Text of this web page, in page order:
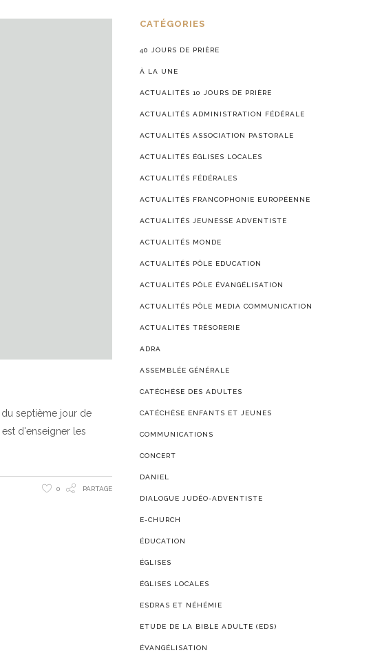
du septième jour de
d'enseigner les
0 PARTAGE
CATÉGORIES
40 JOURS DE PRIÈRE
À LA UNE
ACTUALITÉS 10 JOURS DE PRIÈRE
ACTUALITÉS ADMINISTRATION FÉDÉRALE
ACTUALITÉS ASSOCIATION PASTORALE
ACTUALITÉS ÉGLISES LOCALES
ACTUALITÉS FÉDÉRALES
ACTUALITÉS FRANCOPHONIE EUROPÉENNE
ACTUALITÉS JEUNESSE ADVENTISTE
ACTUALITÉS MONDE
ACTUALITÉS PÔLE EDUCATION
ACTUALITÉS PÔLE ÉVANGÉLISATION
ACTUALITÉS PÔLE MEDIA COMMUNICATION
ACTUALITÉS TRÉSORERIE
ADRA
ASSEMBLÉE GÉNÉRALE
CATÉCHÈSE DES ADULTES
CATÉCHÈSE ENFANTS ET JEUNES
COMMUNICATIONS
CONCERT
DANIEL
DIALOGUE JUDÉO-ADVENTISTE
E-CHURCH
ÉDUCATION
ÉGLISES
ÉGLISES LOCALES
ESDRAS ET NÉHÉMIE
ETUDE DE LA BIBLE ADULTE (EDS)
ÉVANGÉLISATION